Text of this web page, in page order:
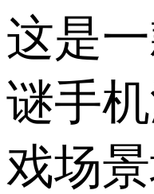
这是
谜手
戏场